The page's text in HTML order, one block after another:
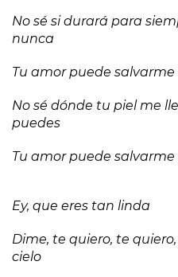
No sé si durará para
nunca
Tu amor puede salvarme
No sé dónde tu piel me
puedes
Tu amor puede salvarme
Ey, que eres tan linda
Dime, te quiero, te
cielo